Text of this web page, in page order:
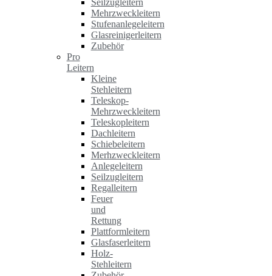
Seilzugleitern
Mehrzweckleitern
Stufenanlegeleitern
Glasreinigerleitern
Zubehör
Pro
Leitern
Kleine
Stehleitern
Teleskop-
Mehrzweckleitern
Teleskopleitern
Dachleitern
Schiebeleitern
Merhzweckleitern
Anlegeleitern
Seilzugleitern
Regalleitern
Feuer
und
Rettung
Plattformleitern
Glasfaserleitern
Holz-
Stehleitern